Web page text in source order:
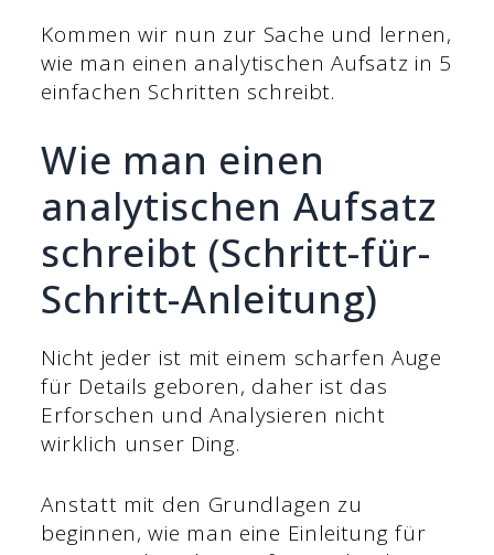
Kommen wir nun zur Sache und lernen,
wie man einen analytischen Aufsatz in 5
einfachen Schritten schreibt.
Wie man einen
analytischen Aufsatz
schreibt (Schritt-für-
Schritt-Anleitung)
Nicht jeder ist mit einem scharfen Auge
für Details geboren, daher ist das
Erforschen und Analysieren nicht
wirklich unser Ding.
Anstatt mit den Grundlagen zu
beginnen, wie man eine Einleitung für